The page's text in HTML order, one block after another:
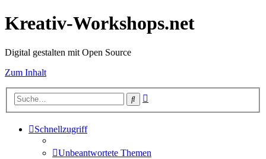
Kreativ-Workshops.net
Digital gestalten mit Open Source
Zum Inhalt
Suche
Schnellzugriff
Unbeantwortete Themen